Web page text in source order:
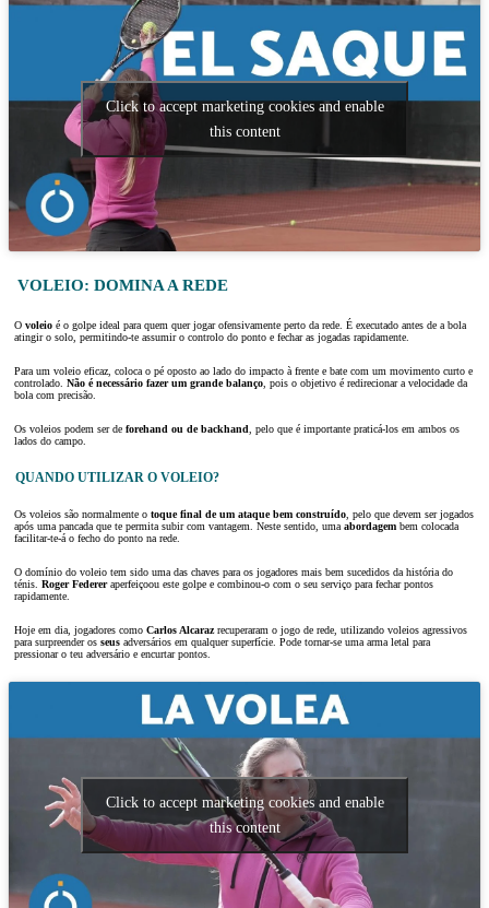
Click to accept marketing cookies and enable
this content
VOLEIO: DOMINA A REDE
O voleio é o golpe ideal para quem quer jogar ofensivamente perto da rede. É executado antes de a bola
atingir o solo, permitindo-te assumir o controlo do ponto e fechar as jogadas rapidamente.
Para um voleio eficaz, coloca o pé oposto ao lado do impacto à frente e bate com um movimento curto e
controlado. Não é necessário fazer um grande balanço , pois o objetivo é redirecionar a velocidade da
bola com precisão.
Os voleios podem ser de forehand ou de backhand , pelo que é importante praticá-los em ambos os
lados do campo.
QUANDO UTILIZAR O VOLEIO?
Os voleios são normalmente o toque final de um ataque bem construído, pelo que devem ser jogados
após uma pancada que te permita subir com vantagem. Neste sentido, umaabordagem bem colocada
facilitar-te-á o fecho do ponto na rede.
O domínio do voleio tem sido uma das chaves para os jogadores mais bem sucedidos da história do
ténis. Roger Federeraperfeiçoou este golpe e combinou-o com o seu serviço para fechar pontos
rapidamente.
Hoje em dia, jogadores como Carlos Alcarazrecuperaram o jogo de rede, utilizando voleios agressivos
para surpreender os seus adversários em qualquer superfície. Pode tornar-se uma arma letal para
pressionar o teu adversário e encurtar pontos.
Click to accept marketing cookies and enable
this content